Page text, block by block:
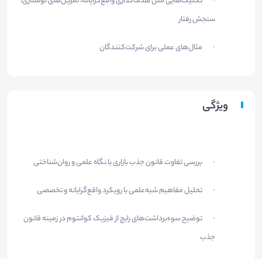
سنجش رفتار
· مثال‌های عملی برای شرکت‌کنندگان
ویژگی
· بررسی تفاوت قانون جذب بازاری با نگاه علمی و روان‌شناختی
· تحلیل مفاهیم شبه‌علمی با رویکرد واقع‌گرایانه و تخصصی
· توضیح سوءبرداشت‌های رایج از فیزیک کوانتوم در زمینه قانون
جذب